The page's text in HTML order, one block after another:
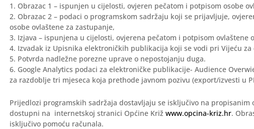
1. Obrazac 1 – ispunjen u cijelosti, ovjeren pečatom i potpisom osobe
2. Obrazac 2 – podaci o programskom sadržaju koji se prijavljuje,
osobe ovlaštene za zastupanje,
3. Izjava – ispunjena u cijelosti, ovjerena pečatom i potpisom ovlaštene
4. Izvadak iz Upisnika elektroničkih publikacija koji se vodi pri Vijeću
5. Potvrda nadležne porezne uprave o nepostojanju duga.
6. Google Analytics podaci za elektroničke publikacije- Audience
za razdoblje tri mjeseca koja prethode javnom pozivu (export/izvesti u
Prijedlozi programskih sadržaja dostavljaju se isključivo na propisanim
dostupni na internetskoj stranici Općine Križwww.opcina-kriz.hr.
isključivo pomoću računala.